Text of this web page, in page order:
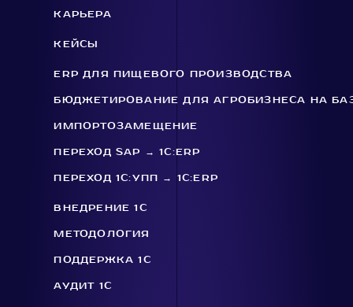
КАРЬЕРА
КЕЙСЫ
ERP ДЛЯ ПИЩЕВОГО ПРОИЗВОДСТВА
БЮДЖЕТИРОВАНИЕ ДЛЯ АГРОБИЗНЕСА НА
ИМПОРТОЗАМЕЩЕНИЕ
ПЕРЕХОД SAP → 1С:ERP
ПЕРЕХОД 1С:УПП → 1С:ERP
ВНЕДРЕНИЕ 1C
МЕТОДОЛОГИЯ
ПОДДЕРЖКА 1C
АУДИТ 1С